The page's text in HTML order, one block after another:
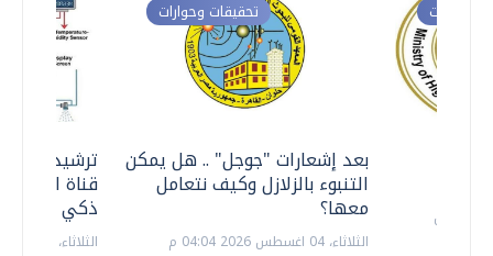
ترشيدا
قناة
ذكي
الثلاثاء، 14 يوليو 2026 06:11 م
تحقيقات وحوارات
بعد إشعارات "جوجل" .. هل يمكن
التنبوء بالزلازل وكيف نتعامل
معها؟
الثلاثاء، 04 اغسطس 2026 04:04 م
وحوارات